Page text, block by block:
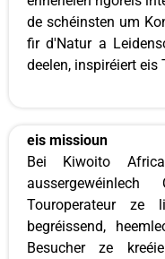
de schéinsten um
fir d'Natur a
deelen, inspiréiert eis
eis missioun
Bei Kiwoito
Touroperateur ze
begréissend,
Besucher ze